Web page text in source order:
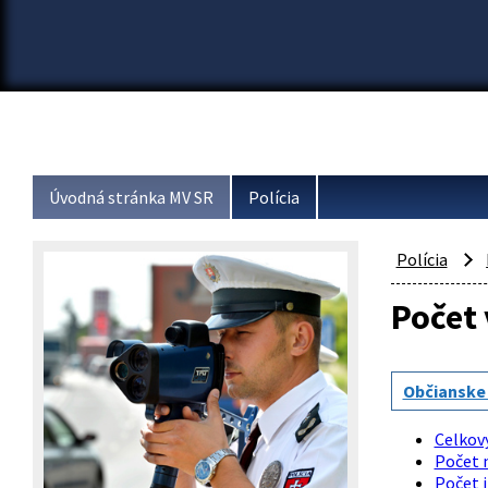
Úvodná stránka MV SR Polícia
Polícia
Počet
Počet